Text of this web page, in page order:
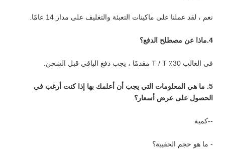
نعم ، لقد عملنا على ماكينات التعبئة والتغليف على مدار 14 عامًا.
4.ماذا عن مصطلح الدفع؟
في الغالب 30٪ T / T مقدمًا ، يجب دفع الباقي قبل الشحن.
5. ما هي المعلومات التي يجب أن أعلمك بها إذا كنت أرغب في
الحصول على عرض أسعار؟
--كمية
- ما هو حجم الحقيبة؟